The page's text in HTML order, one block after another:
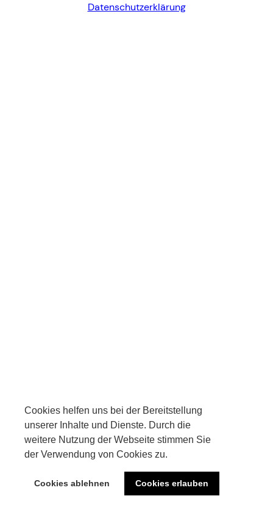
Cookies helfen uns bei der Bereitstellung
unserer Inhalte und Dienste. Durch die
weitere Nutzung der Webseite stimmen Sie
der Verwendung von Cookies zu.
Cookies ablehnen Cookies erlauben
Cookies helfen uns bei der Bereitstellung
unserer Inhalte und Dienste. Durch die
weitere Nutzung der Webseite stimmen Sie
der Verwendung von Cookies zu.
Cookies ablehnen Cookies erlauben
Datenschutzerklärung